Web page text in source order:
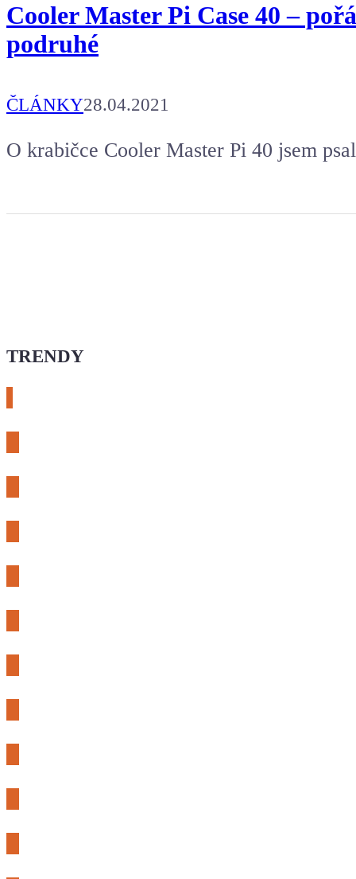
Cooler Master Pi Case 40 –
podruhé
ČLÁNKY28.04.2021
O krabičce Cooler Master Pi 40 jsem
TRENDY